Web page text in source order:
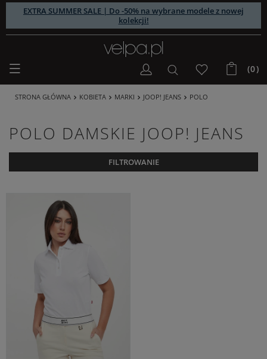
EXTRA SUMMER SALE | Do -50% na wybrane modele z nowej
kolekcji!
(0)
STRONA GŁÓWNA KOBIETA MARKI JOOP! JEANS POLO
POLO DAMSKIE JOOP! JEANS
FILTROWANIE